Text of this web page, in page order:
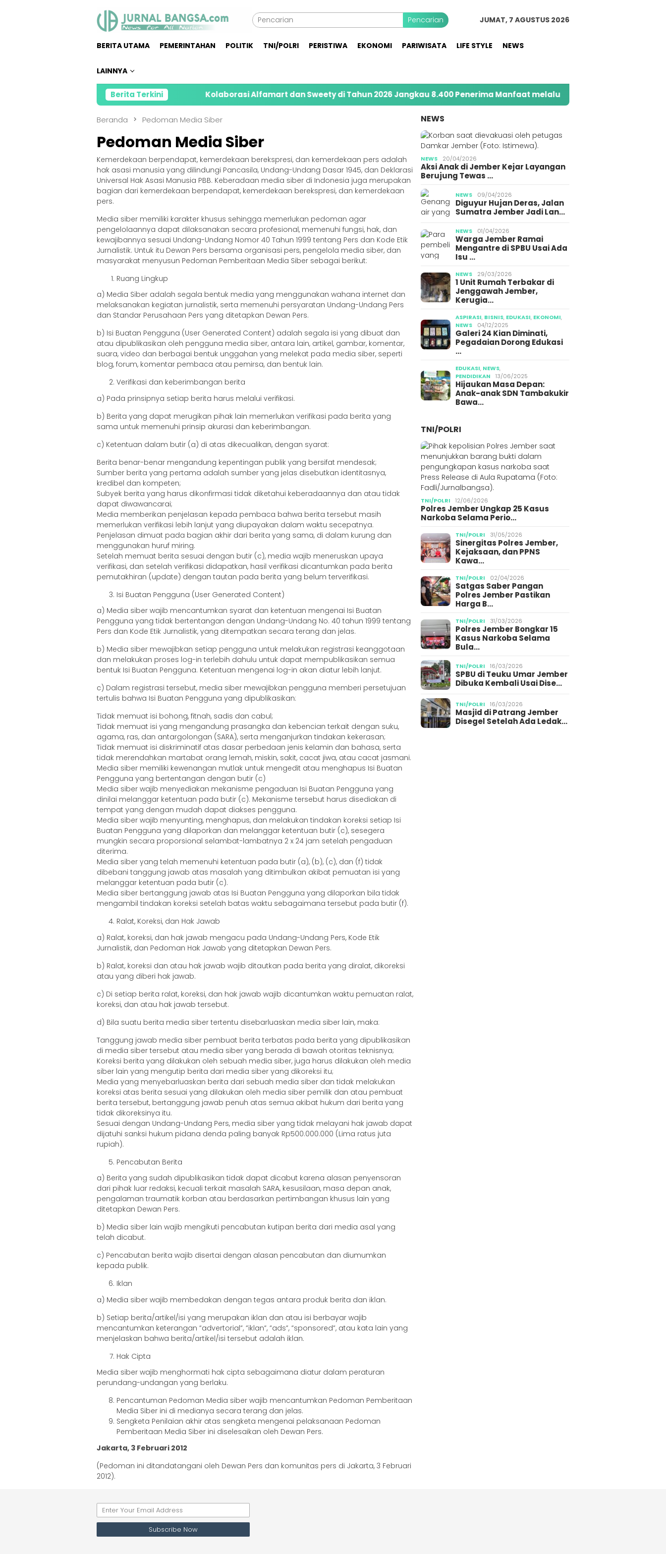
Pencarian JUMAT, 7 AGUSTUS 2026
BERITA UTAMA PEMERINTAHAN POLITIK TNI/POLRI PERISTIWA EKONOMI PARIWISATA LIFE STYLE NEWS
LAINNYA
Berita TerkiniKolaborasi Alfamart dan Sweety di Tahun 2026 Jangkau 8.400 Penerima Manfaat melalui Program Sahabat Posyandu
Beranda Pedoman Media Siber
Pedoman Media Siber
Kemerdekaan berpendapat, kemerdekaan berekspresi, dan kemerdekaan pers adalah
hak asasi manusia yang dilindungi Pancasila, Undang-Undang Dasar 1945, dan Deklarasi
Universal Hak Asasi Manusia PBB. Keberadaan media siber di Indonesia juga merupakan
bagian dari kemerdekaan berpendapat, kemerdekaan berekspresi, dan kemerdekaan
pers.
Media siber memiliki karakter khusus sehingga memerlukan pedoman agar
pengelolaannya dapat dilaksanakan secara profesional, memenuhi fungsi, hak, dan
kewajibannya sesuai Undang-Undang Nomor 40 Tahun 1999 tentang Pers dan Kode Etik
Jurnalistik. Untuk itu Dewan Pers bersama organisasi pers, pengelola media siber, dan
masyarakat menyusun Pedoman Pemberitaan Media Siber sebagai berikut:
Ruang Lingkup
a) Media Siber adalah segala bentuk media yang menggunakan wahana internet dan
melaksanakan kegiatan jurnalistik, serta memenuhi persyaratan Undang-Undang Pers
dan Standar Perusahaan Pers yang ditetapkan Dewan Pers.
b) Isi Buatan Pengguna (User Generated Content) adalah segala isi yang dibuat dan
atau dipublikasikan oleh pengguna media siber, antara lain, artikel, gambar, komentar,
suara, video dan berbagai bentuk unggahan yang melekat pada media siber, seperti
blog, forum, komentar pembaca atau pemirsa, dan bentuk lain.
Verifikasi dan keberimbangan berita
a) Pada prinsipnya setiap berita harus melalui verifikasi.
b) Berita yang dapat merugikan pihak lain memerlukan verifikasi pada berita yang
sama untuk memenuhi prinsip akurasi dan keberimbangan.
c) Ketentuan dalam butir (a) di atas dikecualikan, dengan syarat:
Berita benar-benar mengandung kepentingan publik yang bersifat mendesak;
Sumber berita yang pertama adalah sumber yang jelas disebutkan identitasnya,
kredibel dan kompeten;
Subyek berita yang harus dikonfirmasi tidak diketahui keberadaannya dan atau tidak
dapat diwawancarai;
Media memberikan penjelasan kepada pembaca bahwa berita tersebut masih
memerlukan verifikasi lebih lanjut yang diupayakan dalam waktu secepatnya.
Penjelasan dimuat pada bagian akhir dari berita yang sama, di dalam kurung dan
menggunakan huruf miring.
Setelah memuat berita sesuai dengan butir (c), media wajib meneruskan upaya
verifikasi, dan setelah verifikasi didapatkan, hasil verifikasi dicantumkan pada berita
pemutakhiran (update) dengan tautan pada berita yang belum terverifikasi.
Isi Buatan Pengguna (User Generated Content)
a) Media siber wajib mencantumkan syarat dan ketentuan mengenai Isi Buatan
Pengguna yang tidak bertentangan dengan Undang-Undang No. 40 tahun 1999 tentang
Pers dan Kode Etik Jurnalistik, yang ditempatkan secara terang dan jelas.
b) Media siber mewajibkan setiap pengguna untuk melakukan registrasi keanggotaan
dan melakukan proses log-in terlebih dahulu untuk dapat mempublikasikan semua
bentuk Isi Buatan Pengguna. Ketentuan mengenai log-in akan diatur lebih lanjut.
c) Dalam registrasi tersebut, media siber mewajibkan pengguna memberi persetujuan
tertulis bahwa Isi Buatan Pengguna yang dipublikasikan:
Tidak memuat isi bohong, fitnah, sadis dan cabul;
Tidak memuat isi yang mengandung prasangka dan kebencian terkait dengan suku,
agama, ras, dan antargolongan (SARA), serta menganjurkan tindakan kekerasan;
Tidak memuat isi diskriminatif atas dasar perbedaan jenis kelamin dan bahasa, serta
tidak merendahkan martabat orang lemah, miskin, sakit, cacat jiwa, atau cacat jasmani.
Media siber memiliki kewenangan mutlak untuk mengedit atau menghapus Isi Buatan
Pengguna yang bertentangan dengan butir (c)
Media siber wajib menyediakan mekanisme pengaduan Isi Buatan Pengguna yang
dinilai melanggar ketentuan pada butir (c). Mekanisme tersebut harus disediakan di
tempat yang dengan mudah dapat diakses pengguna.
Media siber wajib menyunting, menghapus, dan melakukan tindakan koreksi setiap Isi
Buatan Pengguna yang dilaporkan dan melanggar ketentuan butir (c), sesegera
mungkin secara proporsional selambat-lambatnya 2 x 24 jam setelah pengaduan
diterima.
Media siber yang telah memenuhi ketentuan pada butir (a), (b), (c), dan (f) tidak
dibebani tanggung jawab atas masalah yang ditimbulkan akibat pemuatan isi yang
melanggar ketentuan pada butir (c).
Media siber bertanggung jawab atas Isi Buatan Pengguna yang dilaporkan bila tidak
mengambil tindakan koreksi setelah batas waktu sebagaimana tersebut pada butir (f).
Ralat, Koreksi, dan Hak Jawab
a) Ralat, koreksi, dan hak jawab mengacu pada Undang-Undang Pers, Kode Etik
Jurnalistik, dan Pedoman Hak Jawab yang ditetapkan Dewan Pers.
b) Ralat, koreksi dan atau hak jawab wajib ditautkan pada berita yang diralat, dikoreksi
atau yang diberi hak jawab.
c) Di setiap berita ralat, koreksi, dan hak jawab wajib dicantumkan waktu pemuatan ralat,
koreksi, dan atau hak jawab tersebut.
d) Bila suatu berita media siber tertentu disebarluaskan media siber lain, maka:
Tanggung jawab media siber pembuat berita terbatas pada berita yang dipublikasikan
di media siber tersebut atau media siber yang berada di bawah otoritas teknisnya;
Koreksi berita yang dilakukan oleh sebuah media siber, juga harus dilakukan oleh media
siber lain yang mengutip berita dari media siber yang dikoreksi itu;
Media yang menyebarluaskan berita dari sebuah media siber dan tidak melakukan
koreksi atas berita sesuai yang dilakukan oleh media siber pemilik dan atau pembuat
berita tersebut, bertanggung jawab penuh atas semua akibat hukum dari berita yang
tidak dikoreksinya itu.
Sesuai dengan Undang-Undang Pers, media siber yang tidak melayani hak jawab dapat
dijatuhi sanksi hukum pidana denda paling banyak Rp500.000.000 (Lima ratus juta
rupiah).
Pencabutan Berita
a) Berita yang sudah dipublikasikan tidak dapat dicabut karena alasan penyensoran
dari pihak luar redaksi, kecuali terkait masalah SARA, kesusilaan, masa depan anak,
pengalaman traumatik korban atau berdasarkan pertimbangan khusus lain yang
ditetapkan Dewan Pers.
b) Media siber lain wajib mengikuti pencabutan kutipan berita dari media asal yang
telah dicabut.
c) Pencabutan berita wajib disertai dengan alasan pencabutan dan diumumkan
kepada publik.
Iklan
a) Media siber wajib membedakan dengan tegas antara produk berita dan iklan.
b) Setiap berita/artikel/isi yang merupakan iklan dan atau isi berbayar wajib
mencantumkan keterangan ”advertorial”, ”iklan”, ”ads”, ”sponsored”, atau kata lain yang
menjelaskan bahwa berita/artikel/isi tersebut adalah iklan.
Hak Cipta
Media siber wajib menghormati hak cipta sebagaimana diatur dalam peraturan
perundang-undangan yang berlaku.
Pencantuman Pedoman Media siber wajib mencantumkan Pedoman Pemberitaan
Media Siber ini di medianya secara terang dan jelas.
Sengketa Penilaian akhir atas sengketa mengenai pelaksanaan Pedoman
Pemberitaan Media Siber ini diselesaikan oleh Dewan Pers.
Jakarta, 3 Februari 2012
(Pedoman ini ditandatangani oleh Dewan Pers dan komunitas pers di Jakarta, 3 Februari
2012).
NEWS
NEWS 20/04/2026
Aksi Anak di Jember Kejar Layangan
Berujung Tewas …
NEWS 09/04/2026
Diguyur Hujan Deras, Jalan
Sumatra Jember Jadi Lan…
NEWS 01/04/2026
Warga Jember Ramai
Mengantre di SPBU Usai Ada
Isu …
NEWS 29/03/2026
1 Unit Rumah Terbakar di
Jenggawah Jember,
Kerugia…
ASPIRASI, BISNIS, EDUKASI, EKONOMI,
NEWS
04/12/2025
Galeri 24 Kian Diminati,
Pegadaian Dorong Edukasi
…
EDUKASI, NEWS,
PENDIDIKAN
13/06/2025
Hijaukan Masa Depan:
Anak-anak SDN Tambakukir
Bawa…
TNI/POLRI
TNI/POLRI 12/06/2026
Polres Jember Ungkap 25 Kasus
Narkoba Selama Perio…
TNI/POLRI 31/05/2026
Sinergitas Polres Jember,
Kejaksaan, dan PPNS
Kawa…
TNI/POLRI 02/04/2026
Satgas Saber Pangan
Polres Jember Pastikan
Harga B…
TNI/POLRI 31/03/2026
Polres Jember Bongkar 15
Kasus Narkoba Selama
Bula…
TNI/POLRI 16/03/2026
SPBU di Teuku Umar Jember
Dibuka Kembali Usai Dise…
TNI/POLRI 16/03/2026
Masjid di Patrang Jember
Disegel Setelah Ada Ledak…